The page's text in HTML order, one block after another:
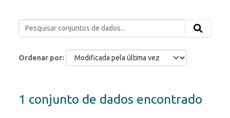
Ordenar por
1 conjunto de dados encontrado